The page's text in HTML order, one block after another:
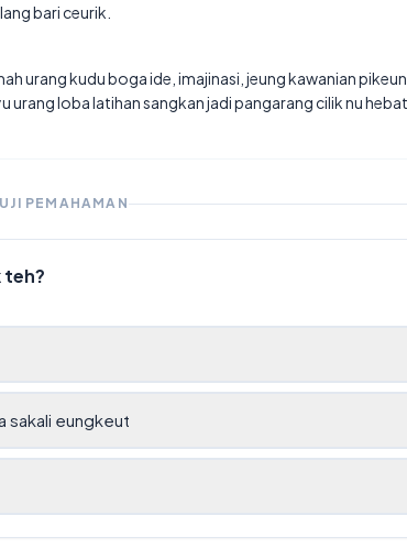
bari ceurik.
urang kudu boga ide, imajinasi, jeung kawanian pikeun
urang loba latihan sangkan jadi pangarang cilik nu
UJI PEMAHAMAN
teh?
sakali eungkeut